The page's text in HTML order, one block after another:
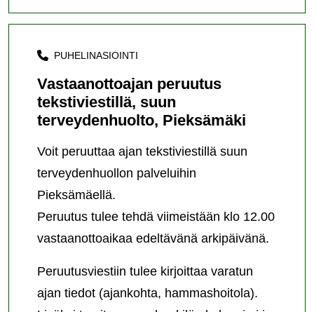
PUHELINASIOINTI
Vastaanottoajan peruutus
tekstiviestillä, suun
terveydenhuolto, Pieksämäki
Voit peruuttaa ajan tekstiviestillä suun
terveydenhuollon palveluihin
Pieksämäellä.
Peruutus tulee tehdä viimeistään klo 12.00
vastaanottoaikaa edeltävänä arkipäivänä.
Peruutusviestiin tulee kirjoittaa varatun
ajan tiedot (ajankohta, hammashoitola).